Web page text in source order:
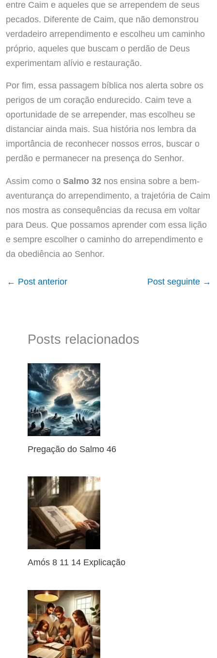
entre Caim e aqueles que se arrependem de seus
pecados. Diferente de Caim, que não demonstrou
verdadeiro arrependimento e escolheu um caminho
próprio, aqueles que buscam o perdão de Deus
experimentam alívio e restauração.
Por fim, essa passagem bíblica nos alerta sobre os
perigos de um coração endurecido. Caim teve a
oportunidade de se arrepender, mas escolheu se
distanciar ainda mais. Sua história nos lembra da
importância de reconhecer nossos erros, buscar o
perdão e permanecer na presença do Senhor.
Assim como o Salmo 32nos ensina sobre a bem-
aventurança do arrependimento, a trajetória de Caim
nos mostra as consequências da recusa em voltar
para Deus. Que possamos aprender com essa lição
e sempre escolher o caminho do arrependimento e
da obediência ao Senhor.
← Post anterior Post seguinte →
Posts relacionados
Pregação do Salmo 46
Amós 8 11 14 Explicação